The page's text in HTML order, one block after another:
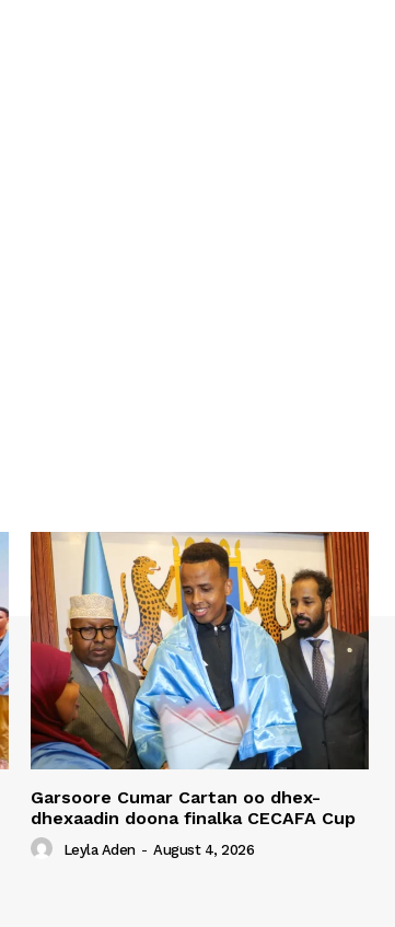
Garsoore Cumar Cartan oo dhex-
dhexaadin doona finalka CECAFA Cup
Leyla Aden - August 4, 2026